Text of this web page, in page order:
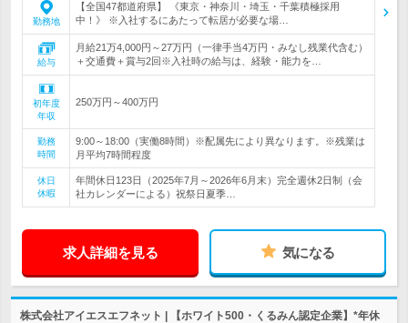
勤務地
【全国47都道府県】 《東京・神奈川・埼玉・千葉積極採用
中！》 ※入社するにあたって転居が必要な場…
給与
月給21万4,000円～27万円（一律手当4万円・みなし残業代含む）
＋交通費＋賞与2回※入社時の給与は、経験・能力を…
初年度
年収
250万円～400万円
勤務
時間
9:00～18:00（実働8時間）※配属先により異なります。※残業は
月平均7時間程度
休日
休暇
年間休日123日（2025年7月～2026年6月末）完全週休2日制（会
社カレンダーによる）祝祭日夏季…
求人詳細を見る 気になる
株式会社アイエスエフネット | 【ホワイト500・くるみん認定企業】*年休